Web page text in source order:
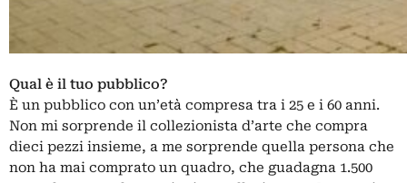
Qual è il tuo pubblico?
È un pubblico con un’età compresa tra i 25 e i 60 anni.
Non mi sorprende il collezionista d’arte che compra
dieci pezzi insieme, a me sorprende quella persona che
non ha mai comprato un quadro, che guadagna 1.500